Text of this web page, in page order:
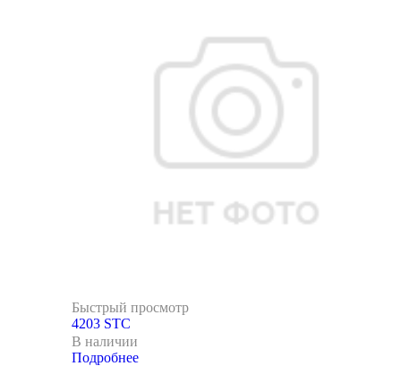
Быстрый просмотр
4203 STC
В наличии
Подробнее